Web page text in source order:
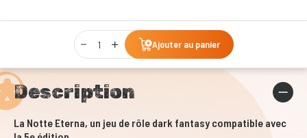
Qty
Ajouter au panier
Description
La Notte Eterna, un jeu de rôle dark fantasy compatible avec